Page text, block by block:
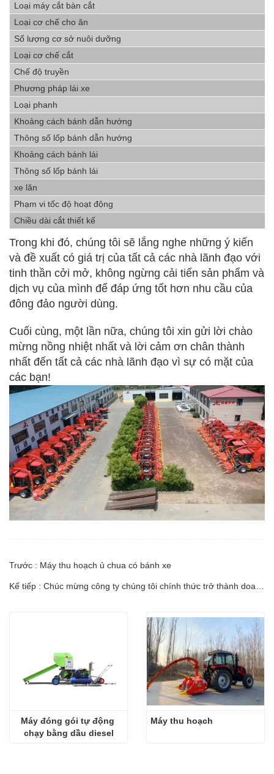
Loại máy cắt bàn cắt
Loại cơ chế cho ăn
Số lượng cơ sở nuôi dưỡng
Loại cơ chế cắt
Chế độ truyền
Phương pháp lái xe
Loại phanh
Khoảng cách bánh dẫn hướng
Thông số lốp bánh dẫn hướng
Khoảng cách bánh lái
Thông số lốp bánh lái
xe lăn
Phạm vi tốc độ hoạt động
Chiều dài cắt thiết kế
Trong khi đó, chúng tôi sẽ lắng nghe những ý kiến ​​
và đề xuất có giá trị của tất cả các nhà lãnh đạo với
tinh thần cởi mở, không ngừng cải tiến sản phẩm và
dịch vụ của mình để đáp ứng tốt hơn nhu cầu của
đông đảo người dùng.
Cuối cùng, một lần nữa, chúng tôi xin gửi lời chào
mừng nồng nhiệt nhất và lời cảm ơn chân thành
nhất đến tất cả các nhà lãnh đạo vì sự có mặt của
các bạn!
Trước : Máy thu hoạch ủ chua có bánh xe
Kế tiếp : Chúc mừng công ty chúng tôi chính thức trở thành doanh nghiệp công nghệ cao!
Máy đóng gói tự động
chạy bằng dầu diesel
Máy thu hoạch